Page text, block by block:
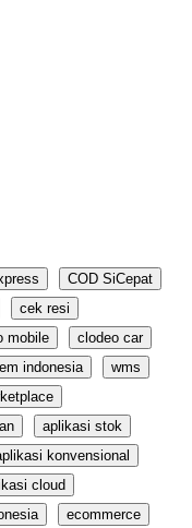
COD SiCepat
cek resi
mobile
clodeo car
indonesia
wms
aplikasi stok
konvensional
cloud
ecommerce